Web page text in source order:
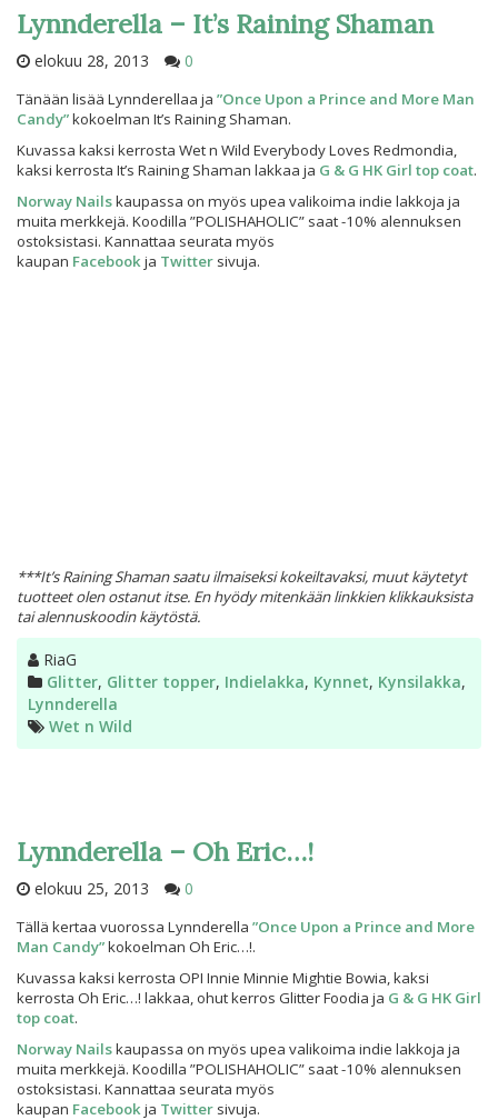
Lynnderella – It’s Raining Shaman
elokuu 28, 2013 0
Tänään lisää Lynnderellaa ja ”Once Upon a Prince and More Man
Candy”kokoelman It’s Raining Shaman.
Kuvassa kaksi kerrosta Wet n Wild Everybody Loves Redmondia,
kaksi kerrosta It’s Raining Shaman lakkaa ja G & G HK Girl top coat.
Norway Nailskaupassa on myös upea valikoima indie lakkoja ja
muita merkkejä. Koodilla ”POLISHAHOLIC” saat -10% alennuksen
ostoksistasi. Kannattaa seurata myös
kaupan Facebookja Twitter sivuja.
***It’s Raining Shaman saatu ilmaiseksi kokeiltavaksi, muut käytetyt
tuotteet olen ostanut itse. En hyödy mitenkään linkkien klikkauksista
tai alennuskoodin käytöstä.
Kirjoittaja
RiaG
Kategoriat
Glitter, Glitter topper, Indielakka, Kynnet, Kynsilakka,
Lynnderella
Avainsanat
Wet n Wild
Lynnderella – Oh Eric…!
elokuu 25, 2013 0
Tällä kertaa vuorossa Lynnderella ”Once Upon a Prince and More
Man Candy”kokoelman Oh Eric…!.
Kuvassa kaksi kerrosta OPI Innie Minnie Mightie Bowia, kaksi
kerrosta Oh Eric…! lakkaa, ohut kerros Glitter Foodia ja G & G HK Girl
top coat.
Norway Nailskaupassa on myös upea valikoima indie lakkoja ja
muita merkkejä. Koodilla ”POLISHAHOLIC” saat -10% alennuksen
ostoksistasi. Kannattaa seurata myös
kaupan Facebookja Twitter sivuja.